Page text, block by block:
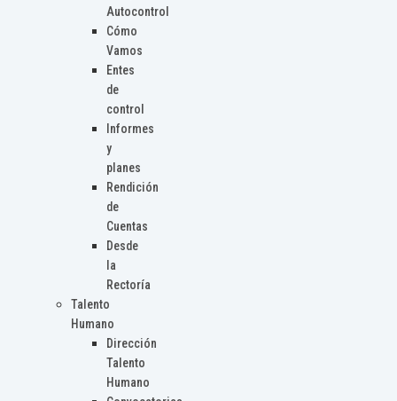
Autocontrol
Cómo
Vamos
Entes
de
control
Informes
y
planes
Rendición
de
Cuentas
Desde
la
Rectoría
Talento
Humano
Dirección
Talento
Humano